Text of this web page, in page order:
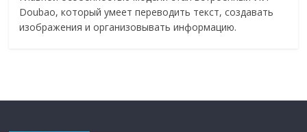
Doubao, который умеет переводить текст, создавать
изображения и организовывать информацию.